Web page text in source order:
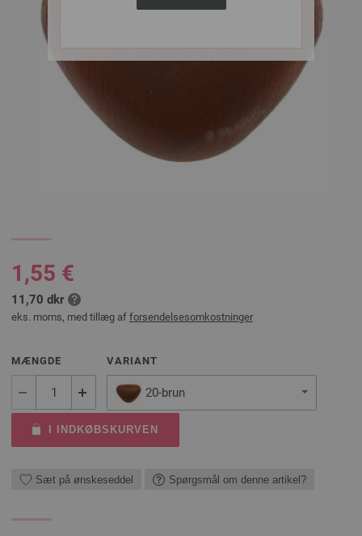
1,55 €
11,70 dkr
eks. moms, med tillæg af forsendelsesomkostninger
MÆNGDE VARIANT
20-brun
I INDKØBSKURVEN
Sæt på ønskeseddel Spørgsmål om denne artikel?